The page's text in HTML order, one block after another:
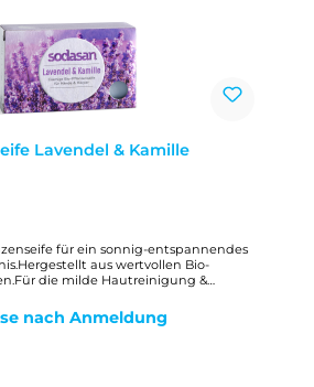
Lavendel & Kamille
für ein sonnig-entspannendes
aus wertvollen Bio-
die milde Hautreinigung &
ätherischem Bio-Lavandinöl und
reine Bio-Pflanzenölseife mit
nach Anmeldung